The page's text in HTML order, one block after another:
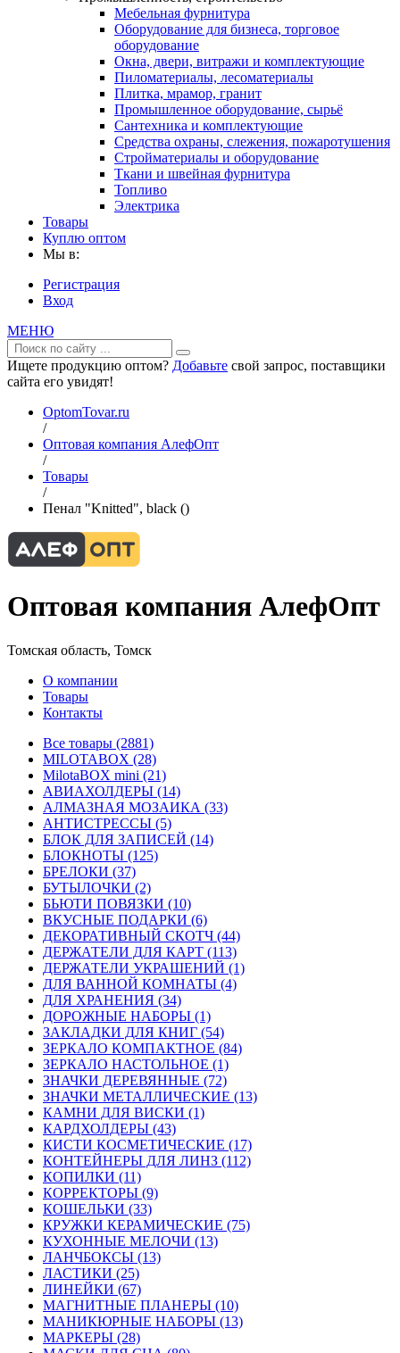
Мебельная фурнитура
Оборудование для бизнеса, торговое
оборудование
Окна, двери, витражи и комплектующие
Пиломатериалы, лесоматериалы
Плитка, мрамор, гранит
Промышленное оборудование, сырьё
Сантехника и комплектующие
Средства охраны, слежения, пожаротушения
Стройматериалы и оборудование
Ткани и швейная фурнитура
Топливо
Электрика
Товары
Куплю оптом
Мы в:
Регистрация
Вход
МЕНЮ
Ищете продукцию оптом? Добавьте свой запрос, поставщики
сайта его увидят!
OptomTovar.ru
/
Оптовая компания АлефОпт
/
Товары
/
Пенал "Knitted", black ()
Оптовая компания АлефОпт
Томская область, Томск
О компании
Товары
Контакты
Все товары (2881)
MILOTABOX (28)
MilotaBOX mini (21)
АВИАХОЛДЕРЫ (14)
АЛМАЗНАЯ МОЗАИКА (33)
АНТИСТРЕССЫ (5)
БЛОК ДЛЯ ЗАПИСЕЙ (14)
БЛОКНОТЫ (125)
БРЕЛОКИ (37)
БУТЫЛОЧКИ (2)
БЬЮТИ ПОВЯЗКИ (10)
ВКУСНЫЕ ПОДАРКИ (6)
ДЕКОРАТИВНЫЙ СКОТЧ (44)
ДЕРЖАТЕЛИ ДЛЯ КАРТ (113)
ДЕРЖАТЕЛИ УКРАШЕНИЙ (1)
ДЛЯ ВАННОЙ КОМНАТЫ (4)
ДЛЯ ХРАНЕНИЯ (34)
ДОРОЖНЫЕ НАБОРЫ (1)
ЗАКЛАДКИ ДЛЯ КНИГ (54)
ЗЕРКАЛО КОМПАКТНОЕ (84)
ЗЕРКАЛО НАСТОЛЬНОЕ (1)
ЗНАЧКИ ДЕРЕВЯННЫЕ (72)
ЗНАЧКИ МЕТАЛЛИЧЕСКИЕ (13)
КАМНИ ДЛЯ ВИСКИ (1)
КАРДХОЛДЕРЫ (43)
КИСТИ КОСМЕТИЧЕСКИЕ (17)
КОНТЕЙНЕРЫ ДЛЯ ЛИНЗ (112)
КОПИЛКИ (11)
КОРРЕКТОРЫ (9)
КОШЕЛЬКИ (33)
КРУЖКИ КЕРАМИЧЕСКИЕ (75)
КУХОННЫЕ МЕЛОЧИ (13)
ЛАНЧБОКСЫ (13)
ЛАСТИКИ (25)
ЛИНЕЙКИ (67)
МАГНИТНЫЕ ПЛАНЕРЫ (10)
МАНИКЮРНЫЕ НАБОРЫ (13)
МАРКЕРЫ (28)